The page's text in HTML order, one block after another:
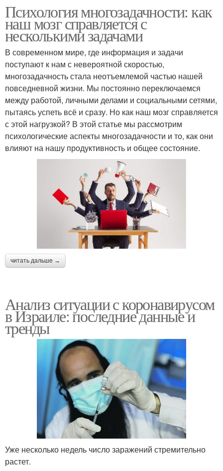
Психология многозадачности: как
наш мозг справляется с
несколькими задачами
В современном мире, где информация и задачи
поступают к нам с невероятной скоростью,
многозадачность стала неотъемлемой частью нашей
повседневной жизни. Мы постоянно переключаемся
между работой, личными делами и социальными сетями,
пытаясь успеть всё и сразу. Но как наш мозг справляется
с этой нагрузкой? В этой статье мы рассмотрим
психологические аспекты многозадачности и то, как они
влияют на нашу продуктивность и общее состояние.
читать дальше →
Анализ ситуации с коронавирусом
в Израиле: последние данные и
тренды
Уже несколько недель число заражений стремительно
растет.